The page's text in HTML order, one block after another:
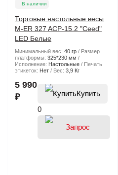
В наличии
Торговые настольные весы
M-ER 327 ACP-15.2 "Ceed"
LED Белые
Минимальный вес: 40 гр
Размер
платформы: 325*230 мм
Исполнение: Настольные
Печать
этикеток: Нет Вес: 3,9 Кг
5 990
₽
Купить
0